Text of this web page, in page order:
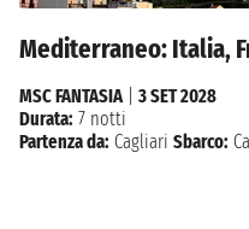
Mediterraneo: Italia,
MSC FANTASIA| 3 SET 2028
Durata: 7 notti
Partenza da: Cagliari Sbarco: